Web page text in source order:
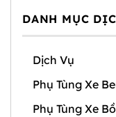
DANH MỤC
Dịch Vụ
Phụ Tùng Xe
Phụ Tùng Xe